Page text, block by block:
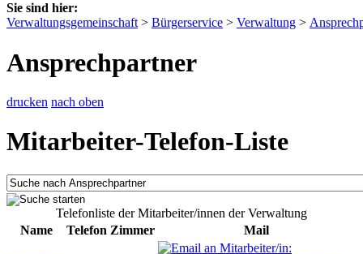
Sie sind hier:
Verwaltungsgemeinschaft > Bürgerservice > Verwaltung >
Ansprechpartner
drucken nach oben
Mitarbeiter-Telefon-Liste
Telefonliste der Mitarbeiter/innen der Verwaltung
Name
Telefon Zimmer Mail